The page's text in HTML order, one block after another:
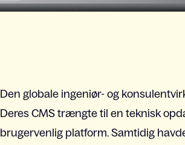
Den globale ingeniør- og
Deres CMS trængte til en teknisk
brugervenlig platform. Samtidig